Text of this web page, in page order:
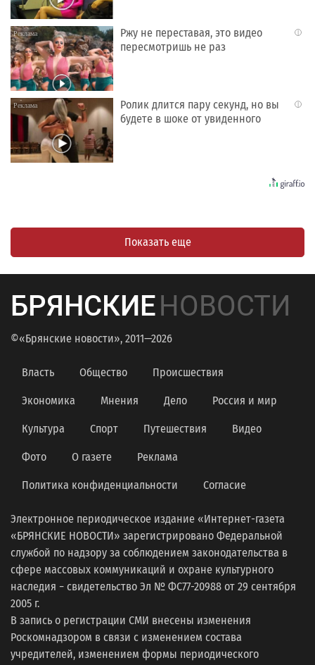
i
Ржу не переставая, это видео
пересмотришь не раз
i
Ролик длится пару секунд, но вы
будете в шоке от увиденного
Показать еще
БРЯНСКИЕНОВОСТИ
©«Брянские новости», 2011—2026
Власть Общество Происшествия
Экономика Мнения Дело Россия и мир
Культура Спорт Путешествия Видео
Фото О газете Реклама
Политика конфиденциальности Согласие
Электронное периодическое издание «Интернет-газета
«БРЯНСКИЕ НОВОСТИ» зарегистрировано Федеральной
службой по надзору за соблюдением законодательства в
сфере массовых коммуникаций и охране культурного
наследия − свидетельство Эл № ФС77-20988 от 29 сентября
2005 г.
В запись о регистрации СМИ внесены изменения
Роскомнадзором в связи с изменением состава
учредителей, изменением формы периодического